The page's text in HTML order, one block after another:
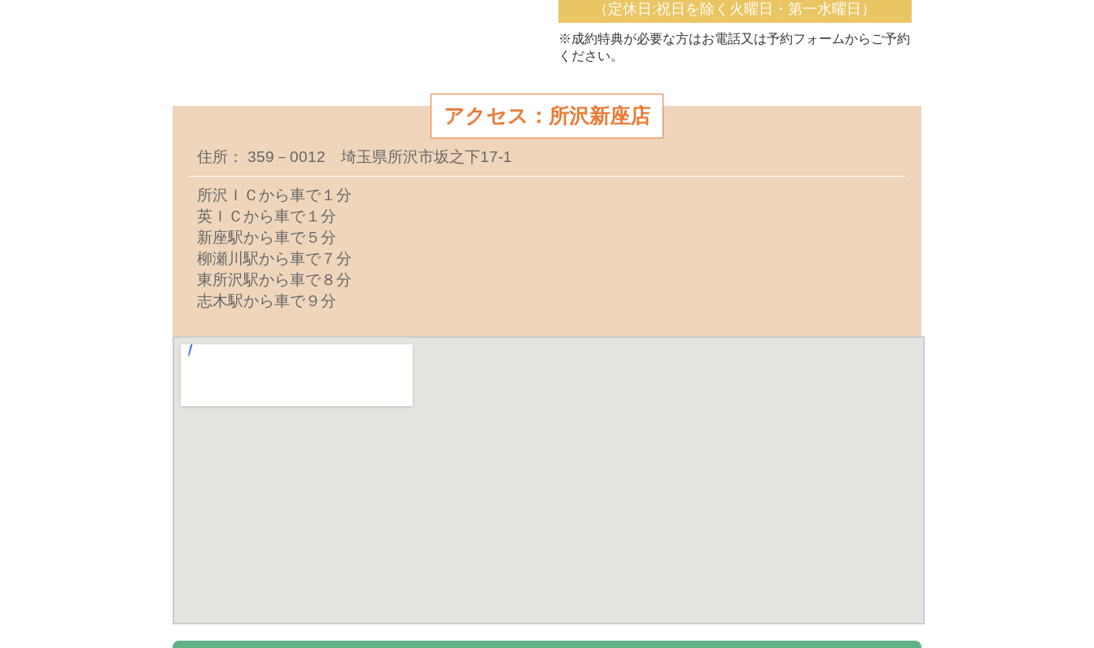
（定休日:祝日を除く火曜日・第一水曜日）
※成約特典が必要な方はお電話又は予約フォームからご予約
ください。
アクセス：所沢新座店
住所： 359－0012 埼玉県所沢市坂之下17-1
所沢ＩＣから車で１分
英ＩＣから車で１分
新座駅から車で５分
柳瀬川駅から車で７分
東所沢駅から車で８分
志木駅から車で９分